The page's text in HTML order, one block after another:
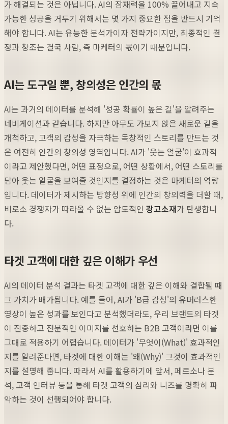
가 해결되는 것은 아닙니다. AI의 잠재력을 100% 끌어내고 지속
가능한 성공을 거두기 위해서는 몇 가지 중요한 점을 반드시 기억
해야 합니다. AI는 유능한 분석가이자 전략가이지만, 최종적인 결
정과 창조는 결국 사람, 즉 마케터의 몫이기 때문입니다.
AI는 도구일 뿐, 창의성은 인간의 몫
AI는 과거의 데이터를 분석해 '성공 확률이 높은 길'을 알려주는
네비게이션과 같습니다. 하지만 아무도 가보지 않은 새로운 길을
개척하고, 고객의 감성을 자극하는 독창적인 스토리를 만드는 것
은 여전히 인간의 창의성 영역입니다. AI가 '웃는 얼굴'이 효과적
이라고 제안했다면, 어떤 표정으로, 어떤 상황에서, 어떤 스토리를
담아 웃는 얼굴을 보여줄 것인지를 결정하는 것은 마케터의 역량
입니다. 데이터가 제시하는 방향성 위에 인간의 창의력을 더할 때,
비로소 경쟁자가 따라올 수 없는 압도적인광고소재가 탄생합니
다.
타겟 고객에 대한 깊은 이해가 우선
AI의 데이터 분석 결과는 타겟 고객에 대한 깊은 이해와 결합될 때
그 가치가 배가됩니다. 예를 들어, AI가 'B급 감성'의 유머러스한
영상이 높은 성과를 보인다고 분석했더라도, 우리 브랜드의 타겟
이 진중하고 전문적인 이미지를 선호하는 B2B 고객이라면 이를
그대로 적용하기 어렵습니다. 데이터가 '무엇이(What)' 효과적인
지를 알려준다면, 타겟에 대한 이해는 '왜(Why)' 그것이 효과적인
지를 설명해 줍니다. 따라서 AI를 활용하기에 앞서, 페르소나 분
석, 고객 인터뷰 등을 통해 타겟 고객의 심리와 니즈를 명확히 파
악하는 것이 선행되어야 합니다.